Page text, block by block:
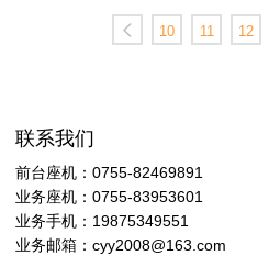
10 11 12
联系我们
前台座机：0755-82469891
业务座机：0755-83953601
业务手机：19875349551
业务邮箱：cyy2008@163.com